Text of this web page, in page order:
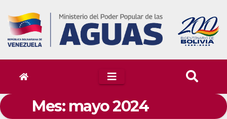
content
Mes: mayo 2024